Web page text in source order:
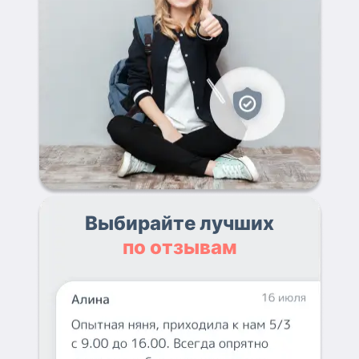
Выбирайте лучших
по отзывам